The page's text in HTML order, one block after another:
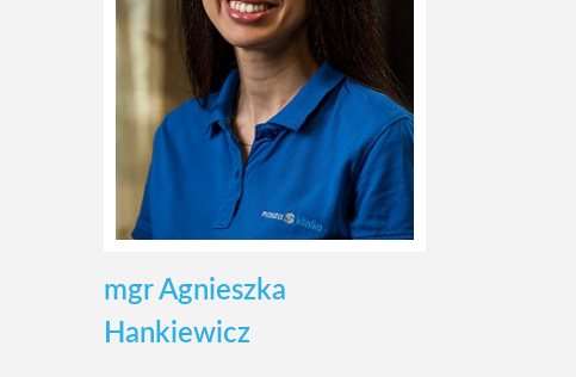
mgr Agnieszka
Hankiewicz